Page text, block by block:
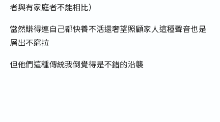
者與有家庭者不能相比）
當然賺得連自己都快養不活還奢望照顧家人這種聲音也是
層出不窮拉
但他們這種傳統我倒覺得是不錯的沿襲